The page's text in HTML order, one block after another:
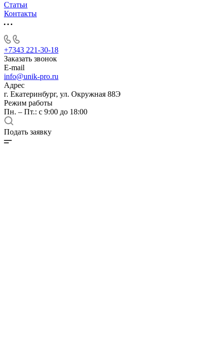
Статьи
Контакты
+7343 221-30-18
Заказать звонок
E-mail
info@unik-pro.ru
Адрес
г. Екатеринбург, ул. Окружная 88Э
Режим работы
Пн. – Пт.: с 9:00 до 18:00
Подать заявку